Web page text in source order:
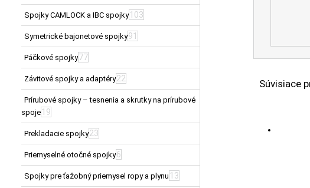
Súvisiace
Spojky CAMLOCK a IBC spojky 103
Symetrické bajonetové spojky91
Páčkové spojky77
Závitové spojky a adaptéry22
Prírubové spojky – tesnenia a skrutky na prírubové
spoje 19
Prekladacie spojky23
Priemyselné otočné spojky6
Spojky pre ťažobný priemysel ropy a plynu 13